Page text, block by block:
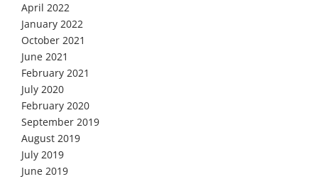
April 2022
January 2022
October 2021
June 2021
February 2021
July 2020
February 2020
September 2019
August 2019
July 2019
June 2019